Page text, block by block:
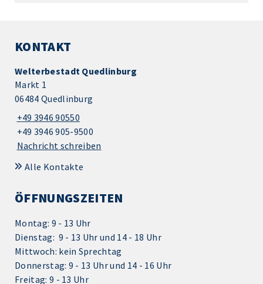
KONTAKT
Welterbestadt Quedlinburg
Markt 1
06484 Quedlinburg
+49 3946 90550
+49 3946 905-9500
Nachricht schreiben
Alle Kontakte
ÖFFNUNGSZEITEN
Montag: 9 - 13 Uhr
Dienstag: 9 - 13 Uhr und 14 - 18 Uhr
Mittwoch: kein Sprechtag
Donnerstag: 9 - 13 Uhr und 14 - 16 Uhr
Freitag: 9 - 13 Uhr